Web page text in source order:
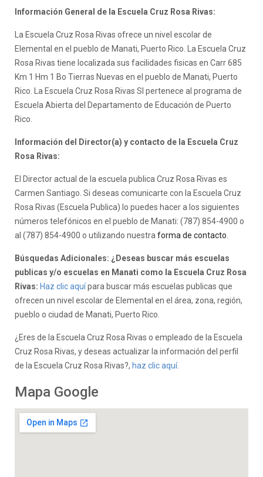
Información General de la Escuela Cruz Rosa Rivas:
La Escuela Cruz Rosa Rivas ofrece un nivel escolar de
Elemental en el pueblo de Manati, Puerto Rico. La Escuela Cruz
Rosa Rivas tiene localizada sus facilidades fisicas en Carr 685
Km 1 Hm 1 Bo Tierras Nuevas en el pueblo de Manati, Puerto
Rico. La Escuela Cruz Rosa Rivas SI pertenece al programa de
Escuela Abierta del Departamento de Educación de Puerto
Rico.
Información del Director(a) y contacto de la Escuela Cruz
Rosa Rivas:
El Director actual de la escuela publica Cruz Rosa Rivas es
Carmen Santiago. Si deseas comunicarte con la Escuela Cruz
Rosa Rivas (Escuela Publica) lo puedes hacer a los siguientes
números telefónicos en el pueblo de Manati: (787) 854-4900 o
al (787) 854-4900 o utilizando nuestra forma de contacto
Búsquedas Adicionales: ¿Deseas buscar más escuelas
publicas y/o escuelas en Manati como la Escuela Cruz Rosa
Rivas: Haz clic aquípara buscar más escuelas publicas que
ofrecen un nivel escolar de Elemental en el área, zona, región,
pueblo o ciudad de Manati, Puerto Rico.
¿Eres de la Escuela Cruz Rosa Rivas o empleado de la Escuela
Cruz Rosa Rivas, y deseas actualizar la información del perfil
de la Escuela Cruz Rosa Rivas?, haz clic aquí.
Mapa Google